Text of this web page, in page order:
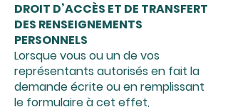
DROIT D’ACCÈS ET DE TRANSFERT
DES RENSEIGNEMENTS
PERSONNELS
Lorsque vous ou un de vos
représentants autorisés en fait la
demande écrite ou en remplissant
le formulaire à cet effet,